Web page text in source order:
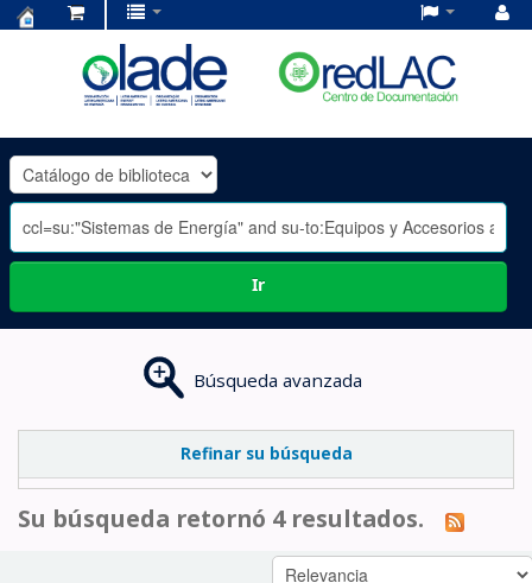
OLADE
-
Ir
Búsqueda avanzada
Refinar su búsqueda
Su búsqueda retornó 4 resultados.